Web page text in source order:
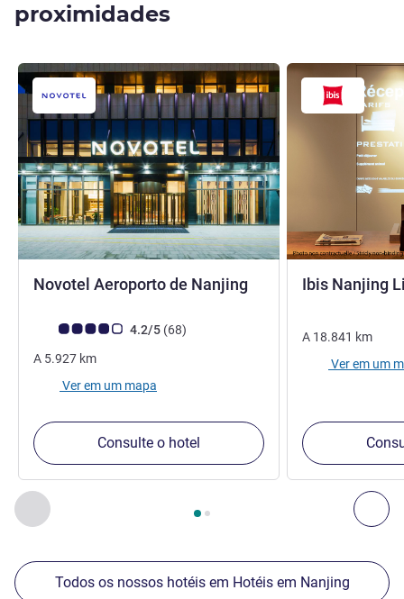
proximidades
Anterior - Nossos outros estabelecimentos nas
Página , Nossos outros estabelecimentos nas
Novotel Aeroporto de Nanjing4 estrelas
Classificação clientes Avis (Classificação ALL)
4.2/5 (68comentários
)
A 5.927 km
Ver em um mapa
Consulte o hotel
Ibis Nanjing
A 18.841 km
Ver em um
Todos os nossos hotéis em Hotéis em Nanjing